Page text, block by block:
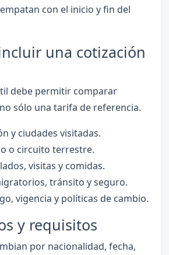
con el inicio y fin del
una cotización
debe permitir comparar
sólo una tarifa de referencia.
y ciudades visitadas.
o circuito terrestre.
visitas y comidas.
tránsito y seguro.
vigencia y políticas de cambio.
y requisitos
por nacionalidad, fecha,